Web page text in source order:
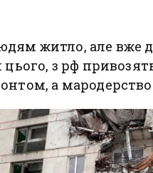
житло, але вже
з рф
а